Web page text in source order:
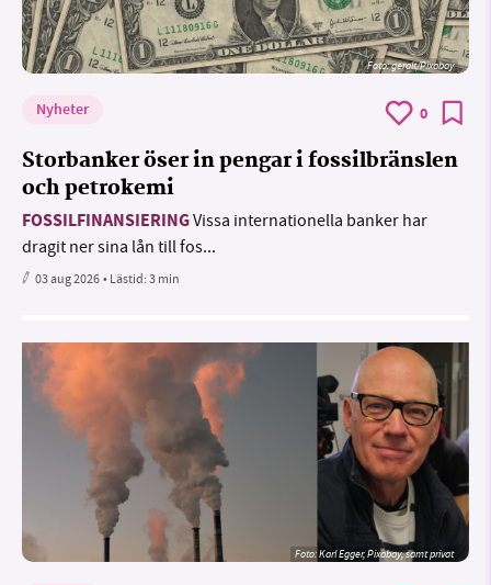
Foto:geralt/Pixabay
Nyheter 0
Storbanker öser in pengar i fossilbränslen
och petrokemi
FOSSILFINANSIERINGVissa internationella banker har
dragit ner sina lån till fos...
03 aug 2026• Lästid:3 min
Foto:Karl Egger, Pixabay, samt privat